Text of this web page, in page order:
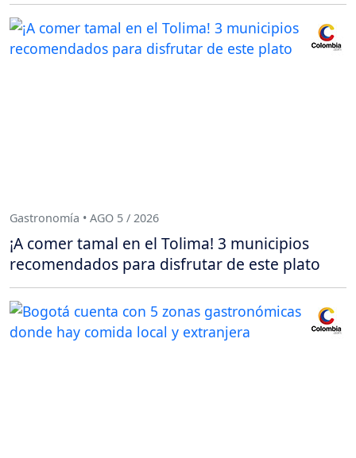
Gastronomía • AGO 5 / 2026
¡A comer tamal en el Tolima! 3 municipios
recomendados para disfrutar de este plato